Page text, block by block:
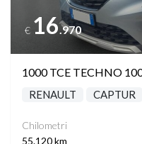
€ 16.970
1000 TCE TECHNO
RENAULT CAPTUR
Chilometri
55.120 km